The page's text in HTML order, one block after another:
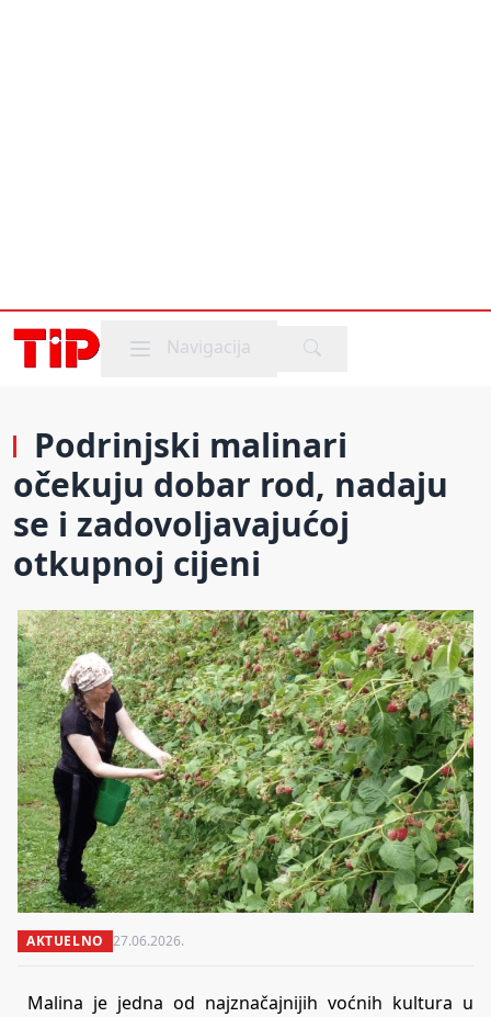
Mobile menu
Navigacija
Podrinjski malinari
očekuju dobar rod, nadaju
se i zadovoljavajućoj
otkupnoj cijeni
AKTUELNO 27.06.2026.
Malina je jedna od najznačajnijih voćnih kultura u